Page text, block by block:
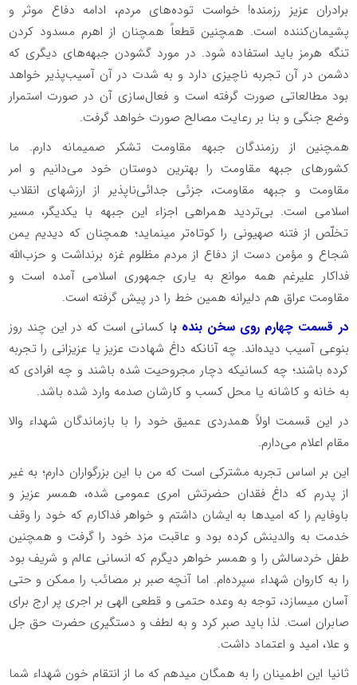
برادران عزیز رزمنده! خواست توده‌های مردم، ادامه دفاع موثر و
پشیمان‌کننده است. همچنین قطعاً همچنان از اهرم مسدود کردن
تنگه هرمز باید استفاده شود. در مورد گشودن جبهه‌های دیگری که
دشمن در آن تجربه ناچیزی دارد و به شدت در آن آسیب‌پذیر خواهد
بود مطالعاتی صورت گرفته است و فعال‌سازی آن در صورت استمرار
وضع جنگی و بنا بر رعایت مصالح صورت خواهد گرفت.
همچنین از رزمندگان جبهه مقاومت تشکر صمیمانه دارم. ما
کشورهای جبهه مقاومت را بهترین دوستان خود می‌دانیم و امر
مقاومت و جبهه مقاومت، جزئی جدائی‌ناپذیر از ارزشهای انقلاب
اسلامی است. بی‌تردید همراهی اجزاء این جبهه با یکدیگر، مسیر
تخلّص از فتنه صهیونی را کوتاه‌تر مینماید؛ همچنان که دیدیم یمن
شجاع و مؤمن دست از دفاع از مردم مظلوم غزه برنداشت و حزب‌الله
فداکار علیرغم همه‌ موانع به یاری جمهوری اسلامی آمده است و
مقاومت عراق هم دلیرانه همین خط را در پیش گرفته است.
در قسمت چهارم روی سخن بنده با کسانی است که در این چند روز
بنوعی آسیب دیده‌اند. چه آنانکه داغ شهادت عزیز یا عزیزانی را تجربه
کرده باشند؛ چه کسانیکه دچار مجروحیت شده باشند و چه افرادی که
به خانه و کاشانه یا محل کسب و کارشان صدمه وارد شده باشد.
در این قسمت اولاً همدردی عمیق خود را با بازماندگان شهداء والا
مقام اعلام می‌دارم.
این بر اساس تجربه مشترکی است که من با این بزرگواران دارم؛ به غیر
از پدرم که داغ فقدان حضرتش امری عمومی شده، همسر عزیز و
باوفایم را که امیدها به ایشان داشتم و خواهر فداکارم که خود را وقف
خدمت به والدینش کرده بود و عاقبت مزد خود را گرفت و همچنین
طفل خردسالش را و همسر خواهر دیگرم که انسانی عالم و شریف بود
را به کاروان شهداء سپرده‌ام. اما آنچه صبر بر مصائب را ممکن و حتی
آسان میسازد، توجه به وعده حتمی و قطعی الهی بر اجری پر ارج برای
صابران است. لذا باید صبر کرد و به لطف و دستگیری حضرت حق جل
و علا، امید و اعتماد داشت.
ثانیا این اطمینان را به همگان میدهم که ما از انتقام خون شهداء شما